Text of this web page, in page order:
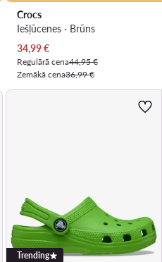
Crocs
Iešļūcenes · Brūns
Pašreizējā cena
34,99€
Regulārā cena44,95 €
Zemākā cena36,99 €
Trending